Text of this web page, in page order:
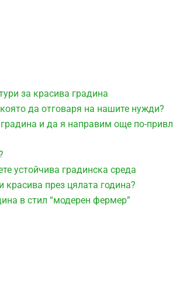
за красива градина
да отговаря на нашите нужди?
и да я направим още по-
устойчива градинска среда
през цялата година?
в стил “модерен фермер”